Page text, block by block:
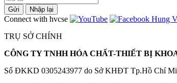
Gửi Nhập lại
Connect with hvcse
TRỤ SỞ CHÍNH
CÔNG TY TNHH HÓA CHẤT-THIẾT BỊ
Số ĐKKD 0305243977 do Sở KHĐT Tp.Hồ Chí